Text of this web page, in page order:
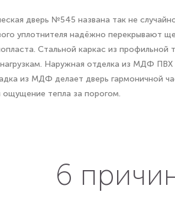
дверь №545 названа так не
уплотнителя надёжно перекрывают
Стальной каркас из
Наружная отделка из МДФ
из МДФ делает дверь гармоничной
ощущение тепла за порогом.
6